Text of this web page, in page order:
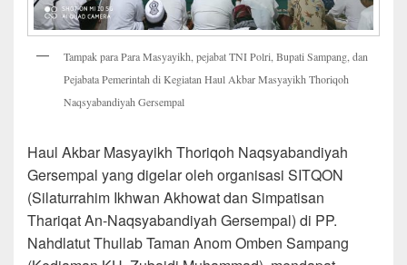
Tampak para Para Masyayikh, pejabat TNI Polri, Bupati Sampang, dan
Pejabata Pemerintah di Kegiatan Haul Akbar Masyayikh Thoriqoh
Naqsyabandiyah Gersempal
Haul Akbar Masyayikh Thoriqoh Naqsyabandiyah
Gersempal yang digelar oleh organisasi SITQON
(Silaturrahim Ikhwan Akhowat dan Simpatisan
Thariqat An-Naqsyabandiyah Gersempal) di PP.
Nahdlatut Thullab Taman Anom Omben Sampang